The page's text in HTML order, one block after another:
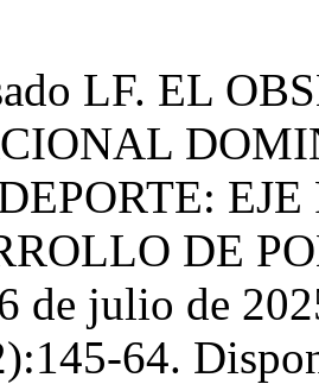
LF. EL
DE
de julio de
64.